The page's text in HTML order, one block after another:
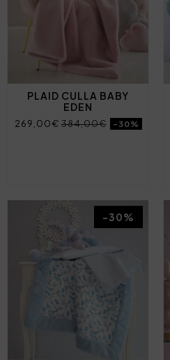
PLAID CULLA BABY
EDEN
269,00€384,00€ -30%
-30%